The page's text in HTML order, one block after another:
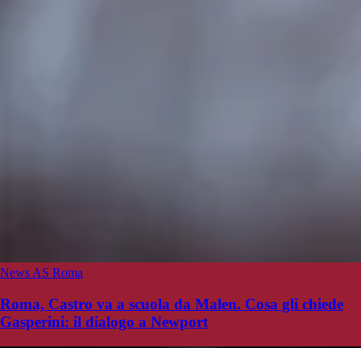
News AS Roma
Roma, Castro va a scuola da Malen. Cosa gli chiede
Gasperini: il dialogo a Newport